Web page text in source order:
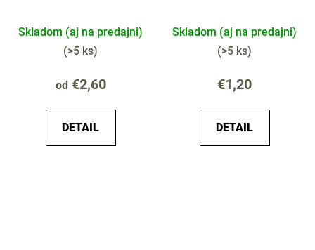
Skladom (aj na predajni)
(>5 ks)
od€2,60
DETAIL
Skladom (aj na predajni)
(>5 ks)
€1,20
DETAIL